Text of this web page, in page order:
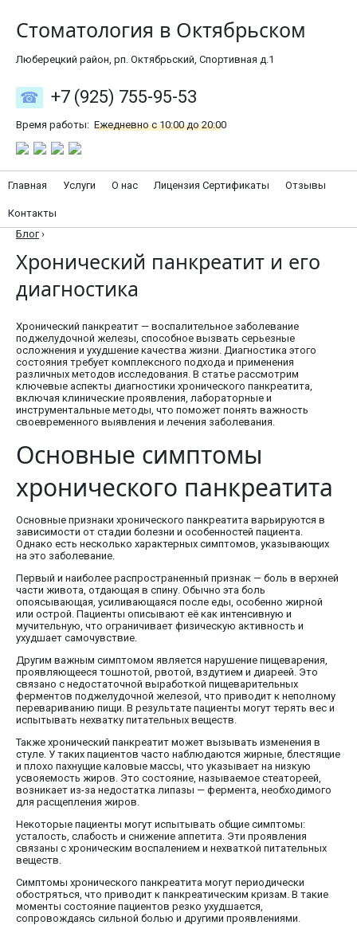
Стоматология в Октябрьском
Люберецкий район, рп. Октябрьский, Спортивная д.1
+7 (925) 755-95-53
Время работы: Ежедневно с 10:00 до 20:00
Главная Услуги О нас Лицензия Сертификаты Отзывы
Контакты
Блог ›
Хронический панкреатит и его
диагностика
Хронический панкреатит — воспалительное заболевание
поджелудочной железы, способное вызвать серьезные
осложнения и ухудшение качества жизни. Диагностика этого
состояния требует комплексного подхода и применения
различных методов исследования. В статье рассмотрим
ключевые аспекты диагностики хронического панкреатита,
включая клинические проявления, лабораторные и
инструментальные методы, что поможет понять важность
своевременного выявления и лечения заболевания.
Основные симптомы
хронического панкреатита
Основные признаки хронического панкреатита варьируются в
зависимости от стадии болезни и особенностей пациента.
Однако есть несколько характерных симптомов, указывающих
на это заболевание.
Первый и наиболее распространенный признак — боль в верхней
части живота, отдающая в спину. Обычно эта боль
опоясывающая, усиливающаяся после еды, особенно жирной
или острой. Пациенты описывают её как интенсивную и
мучительную, что ограничивает физическую активность и
ухудшает самочувствие.
Другим важным симптомом является нарушение пищеварения,
проявляющееся тошнотой, рвотой, вздутием и диареей. Это
связано с недостаточной выработкой пищеварительных
ферментов поджелудочной железой, что приводит к неполному
перевариванию пищи. В результате пациенты могут терять вес и
испытывать нехватку питательных веществ.
Также хронический панкреатит может вызывать изменения в
стуле. У таких пациентов часто наблюдаются жирные, блестящие
и плохо пахнущие каловые массы, что указывает на низкую
усвояемость жиров. Это состояние, называемое стеатореей,
возникает из-за недостатка липазы — фермента, необходимого
для расщепления жиров.
Некоторые пациенты могут испытывать общие симптомы:
усталость, слабость и снижение аппетита. Эти проявления
связаны с хроническим воспалением и нехваткой питательных
веществ.
Симптомы хронического панкреатита могут периодически
обостряться, что приводит к панкреатическим кризам. В такие
моменты состояние пациентов резко ухудшается,
сопровождаясь сильной болью и другими проявлениями.